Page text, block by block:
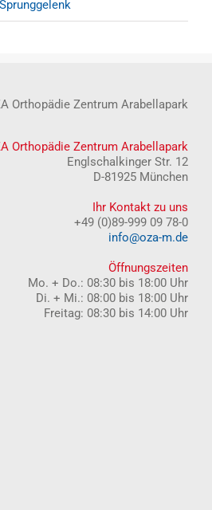
Orthopädie Zentrum Arabellapark
Englschalkinger Str. 12
D-81925 München
Ihr Kontakt zu uns
+49 (0)89-999 09 78-0
info@oza-m.de
Öffnungszeiten
Mo. + Do.: 08:30 bis 18:00 Uhr
Di. + Mi.: 08:00 bis 18:00 Uhr
Freitag: 08:30 bis 14:00 Uhr